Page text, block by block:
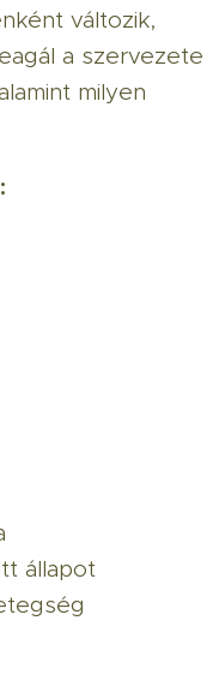
változik,
a szervezete
milyen
állapot